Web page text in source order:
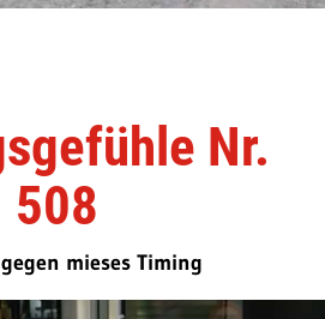
Nr.
508
mieses Timing